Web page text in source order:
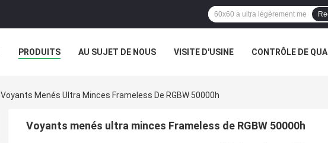
PRODUITS AU SUJET DE NOUS VISITE D'USINE CONTRÔLE DE
Voyants Menés Ultra Minces Frameless De RGBW 50000h
Voyants menés ultra minces Frameless de RGBW 50000h